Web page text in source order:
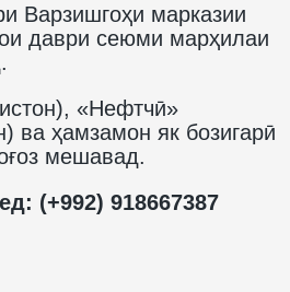
Варзишгоҳи марказии
даври сеюми марҳилаи
«Нефтчӣ»
ва ҳамзамон як бозигарӣ
мешавад.
(+992) 918667387